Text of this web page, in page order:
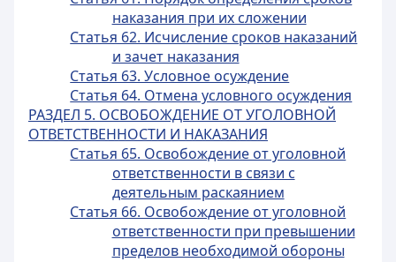
наказания при их сложении
Статья 62. Исчисление сроков наказаний
и зачет наказания
Статья 63. Условное осуждение
Статья 64. Отмена условного осуждения
РАЗДЕЛ 5. ОСВОБОЖДЕНИЕ ОТ УГОЛОВНОЙ
ОТВЕТСТВЕННОСТИ И НАКАЗАНИЯ
Статья 65. Освобождение от уголовной
ответственности в связи с
деятельным раскаянием
Статья 66. Освобождение от уголовной
ответственности при превышении
пределов необходимой обороны